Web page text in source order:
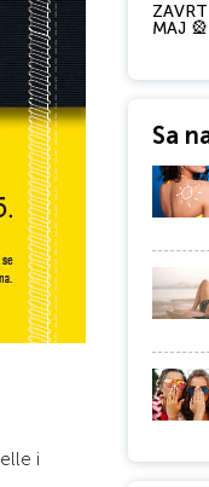
i
MAJ 🎡
Sa